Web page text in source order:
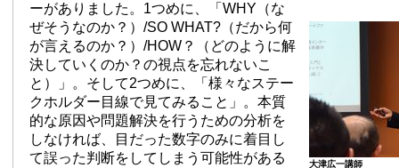
大津広一講師
ーがありました。1つめに、「WHY（な
ぜそうなのか？）/SO WHAT?（だから何
が言えるのか？）/HOW？（どのように解
決していくのか？の視点を忘れないこ
と）」。そして2つめに、「様々なステー
クホルダー目線で見てみること」。本質
的な原因や問題解決を行うための分析を
しなければ、目だった数字のみに着目し
て誤った判断をしてしまう可能性がある